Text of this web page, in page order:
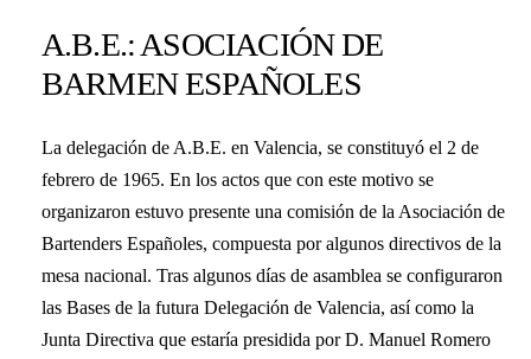
A.B.E.: ASOCIACIÓN DE
BARMEN ESPAÑOLES
La delegación de A.B.E. en Valencia, se constituyó el 2 de
febrero de 1965. En los actos que con este motivo se
organizaron estuvo presente una comisión de la Asociación de
Bartenders Españoles, compuesta por algunos directivos de la
mesa nacional. Tras algunos días de asamblea se configuraron
las Bases de la futura Delegación de Valencia, así como la
Junta Directiva que estaría presidida por D. Manuel Romero